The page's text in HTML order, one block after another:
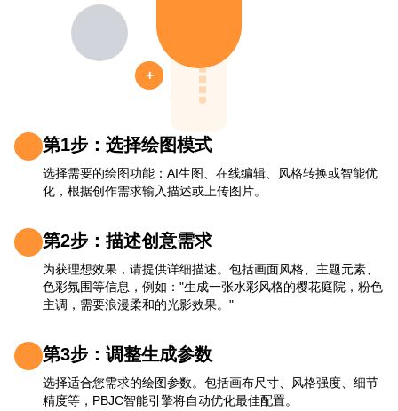
+
第1步：选择绘图模式
选择需要的绘图功能：AI生图、在线编辑、风格转换或智能优
化，根据创作需求输入描述或上传图片。
第2步：描述创意需求
为获理想效果，请提供详细描述。包括画面风格、主题元素、
色彩氛围等信息，例如："生成一张水彩风格的樱花庭院，粉色
主调，需要浪漫柔和的光影效果。"
第3步：调整生成参数
选择适合您需求的绘图参数。包括画布尺寸、风格强度、细节
精度等，PBJC智能引擎将自动优化最佳配置。